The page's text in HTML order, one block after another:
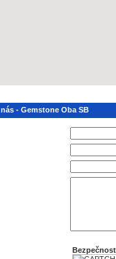
- Gemstone Oba SB